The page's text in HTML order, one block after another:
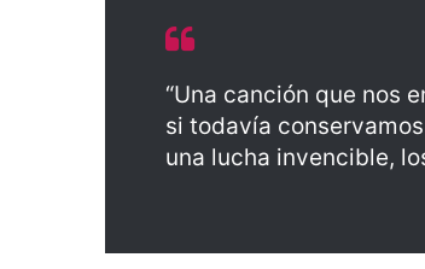
“Una canción que nos
si todavía
una lucha invencible,